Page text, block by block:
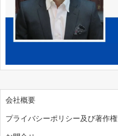
会社概要
プライバシーポリシー及び著作権